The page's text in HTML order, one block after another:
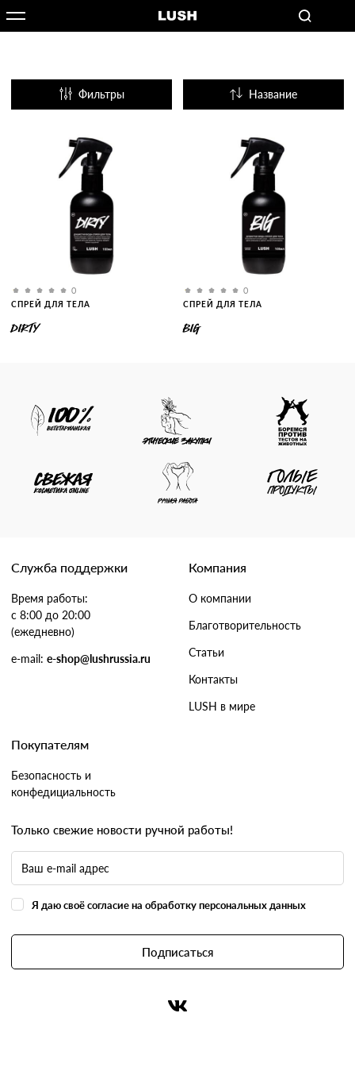
Фильтры Название
0
СПРЕЙ ДЛЯ ТЕЛА
DIRTY
0
СПРЕЙ ДЛЯ ТЕЛА
BIG
Служба поддержки
Время работы:
с 8:00 до 20:00
(ежедневно)
e-mail: e-shop@lushrussia.ru
Компания
О компании
Благотворительность
Статьи
Контакты
LUSH в мире
Покупателям
Безопасность и
конфедициальность
Только свежие новости ручной работы!
Я даю своё согласие на обработку персональных данных
Подписаться